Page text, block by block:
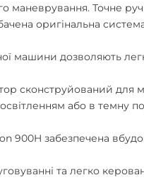
маневрування. Точне
оригінальна
машини дозволяють
сконструйований для
або в
900H забезпечена
та легко